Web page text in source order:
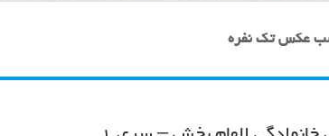
عکس تک نفره